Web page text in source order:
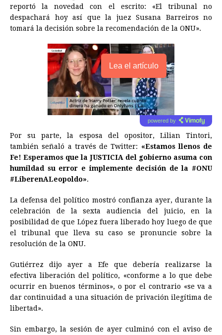
reportó la novedad con el escrito: «El tribunal no
despachará hoy así que la juez Susana Barreiros no
tomará la decisión sobre la recomendación de la ONU».
Lea el artículo
powered by
Por su parte, la esposa del opositor, Lilian Tintori,
también señaló a través de Twitter: «Estamos llenos de
Fe! Esperamos que la JUSTICIA del gobierno asuma con
humildad su error e implemente decisión de la #ONU
#LiberenALeopoldo».
La defensa del político mostró confianza ayer, durante la
celebración de la sexta audiencia del juicio, en la
posibilidad de que López fuera liberado hoy luego de que
el tribunal que lleva su caso se pronuncie sobre la
resolución de la ONU.
Gutiérrez dijo ayer a Efe que debería realizarse la
efectiva liberación del político, «conforme a lo que debe
ocurrir en buenos términos», o por el contrario «se va a
dar continuidad a una situación de privación ilegítima de
libertad».
Sin embargo, la sesión de ayer culminó con el aviso de